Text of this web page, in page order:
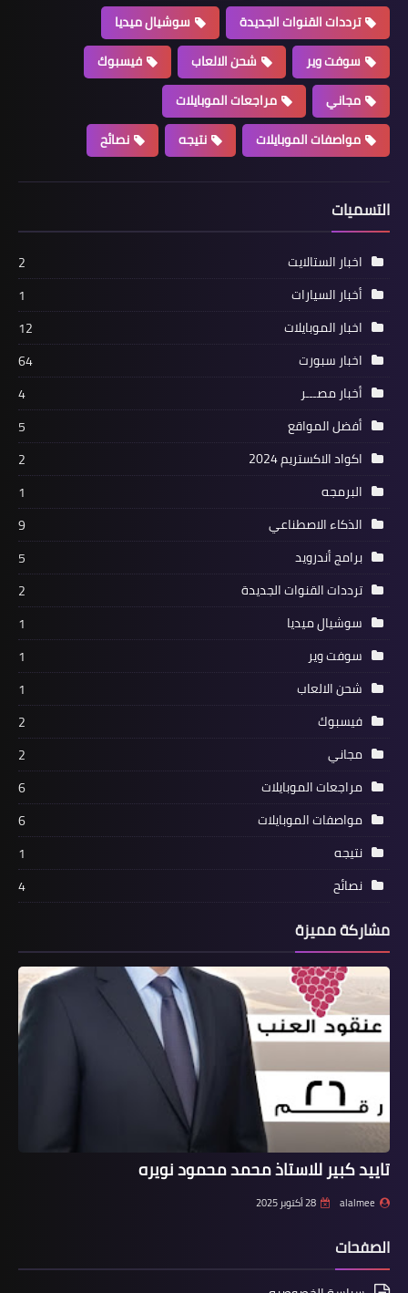
ترددات القنوات الجديدة
سوشيال ميديا
سوفت وير
شحن الالعاب
فيسبوك
مجاني
مراجعات الموبايلات
مواصفات الموبايلات
نتيجه نصائح
التسميات
اخبار الستالايت
2
أخبار السيارات
1
اخبار الموبايلات
12
اخبار سبورت
64
أخبار مصـــر
4
أفضل المواقع
5
اكواد الاكستريم 2024
2
البرمجه
1
الذكاء الاصطناعي
9
برامج أندرويد
5
ترددات القنوات الجديدة
2
سوشيال ميديا
1
سوفت وير
1
شحن الالعاب
1
فيسبوك
2
مجاني
2
مراجعات الموبايلات
6
مواصفات الموبايلات
6
نتيجه
1
نصائح
4
مشاركة مميزة
تاييد كبير للاستاذ محمد محمود نويره
alalmee 28 أكتوبر 2025
الصفحات